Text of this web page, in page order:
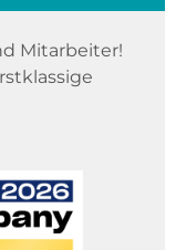
Mitarbeiter!